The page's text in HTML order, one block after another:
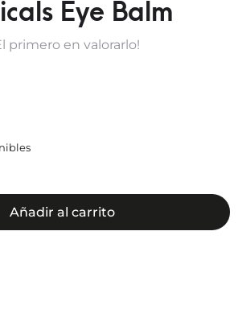
Eye Balm
primero en valorarlo!
Añadir al carrito